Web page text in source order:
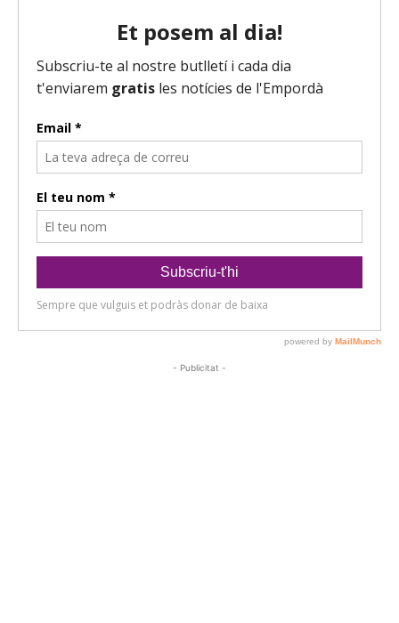
- Publicitat -